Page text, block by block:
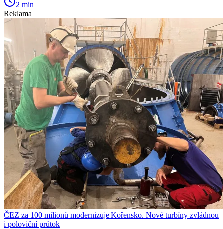
2 min
Reklama
ČEZ za 100 milionů modernizuje Kořensko. Nové turbíny zvládnou
i poloviční průtok